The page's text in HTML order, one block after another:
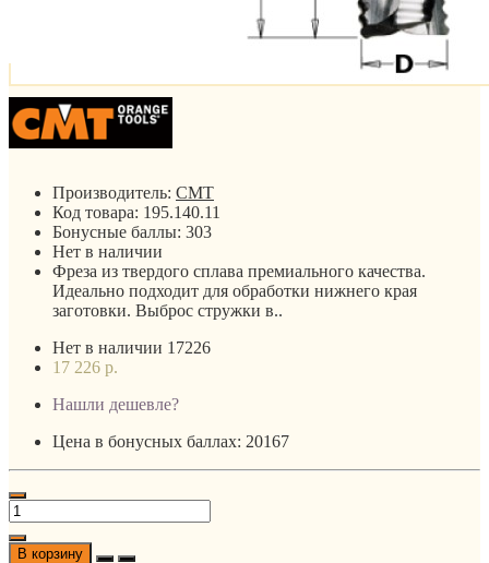
Производитель: CMT
Код товара: 195.140.11
Бонусные баллы: 303
Нет в наличии
Фреза из твердого сплава премиального качества.
Идеально подходит для обработки нижнего края
заготовки. Выброс стружки в..
Нет в наличии 17226
17 226 р.
Нашли дешевле?
Цена в бонусных баллах: 20167
В корзину